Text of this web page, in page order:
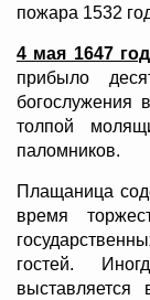
пожара 1532
4 мая 1647
прибыло
богослужения
толпой
паломников.
Плащаница
время
гостей.